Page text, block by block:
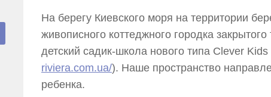
На берегу Киевского моря на территории
живописного коттеджного городка
детский садик-школа нового типа Clever Kids
riviera.com.ua/). Наше пространство
ребенка.